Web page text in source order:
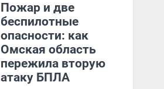
Пожар и две
беспилотные
опасности: как
Омская область
пережила вторую
атаку БПЛА